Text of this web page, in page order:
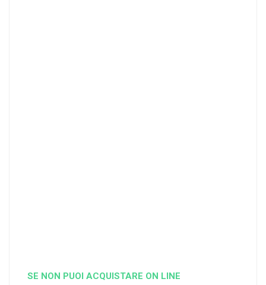
SE NON PUOI ACQUISTARE ON LINE